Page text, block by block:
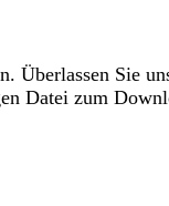
Überlassen Sie
Datei zum